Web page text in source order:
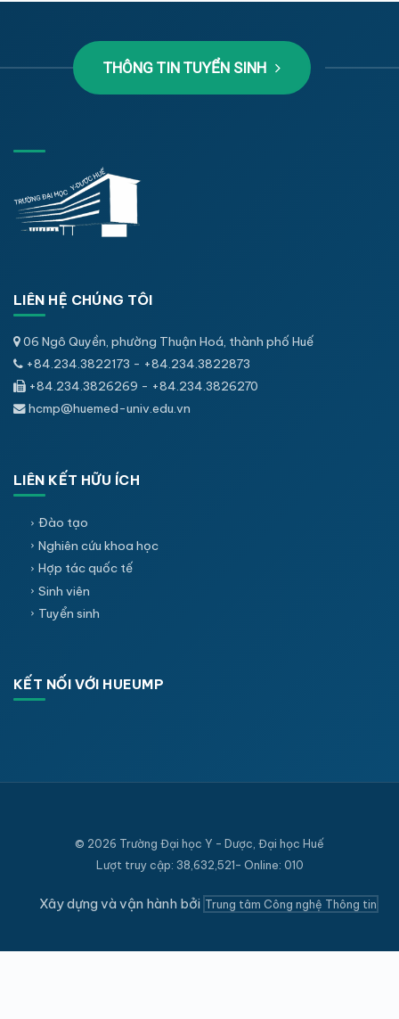
THÔNG TIN TUYỂN SINH
LIÊN HỆ CHÚNG TÔI
06 Ngô Quyền, phường Thuận Hoá, thành phố Huế
+84.234.3822173 - +84.234.3822873
+84.234.3826269 - +84.234.3826270
hcmp@huemed-univ.edu.vn
LIÊN KẾT HỮU ÍCH
Đào tạo
Nghiên cứu khoa học
Hợp tác quốc tế
Sinh viên
Tuyển sinh
KẾT NỐI VỚI HUEUMP
© 2026 Trường Đại học Y - Dược, Đại học Huế
Lượt truy cập: 38,632,521- Online: 010
Xây dựng và vận hành bởi Trung tâm Công nghệ Thông tin